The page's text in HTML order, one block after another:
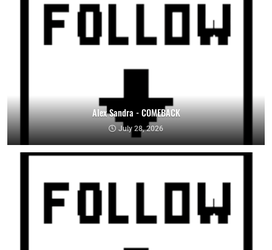
Alex Sandra - COMEBACK
July 28, 2026